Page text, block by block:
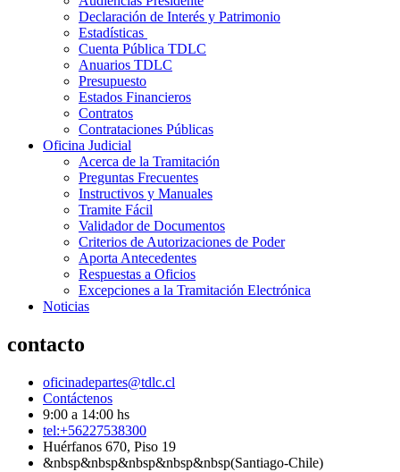
Declaración de Interés y Patrimonio
Estadísticas
Cuenta Pública TDLC
Anuarios TDLC
Presupuesto
Estados Financieros
Contratos
Contrataciones Públicas
Oficina Judicial
Acerca de la Tramitación
Preguntas Frecuentes
Instructivos y Manuales
Tramite Fácil
Validador de Documentos
Criterios de Autorizaciones de Poder
Aporta Antecedentes
Respuestas a Oficios
Excepciones a la Tramitación Electrónica
Noticias
contacto
oficinadepartes@tdlc.cl
Contáctenos
9:00 a 14:00 hs
tel:+56227538300
Huérfanos 670, Piso 19
&nbsp&nbsp&nbsp&nbsp&nbsp(Santiago-Chile)